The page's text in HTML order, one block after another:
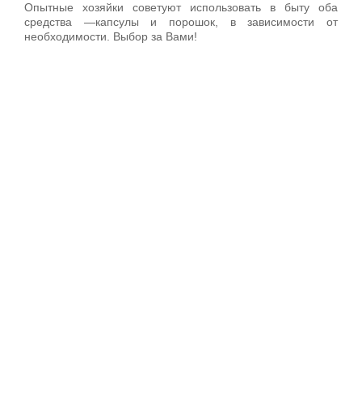
Опытные хозяйки советуют использовать в быту оба
средства —капсулы и порошок, в зависимости от
необходимости. Выбор за Вами!